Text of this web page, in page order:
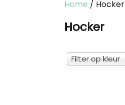
Home / Hocker
Hocker
Filter op kleur